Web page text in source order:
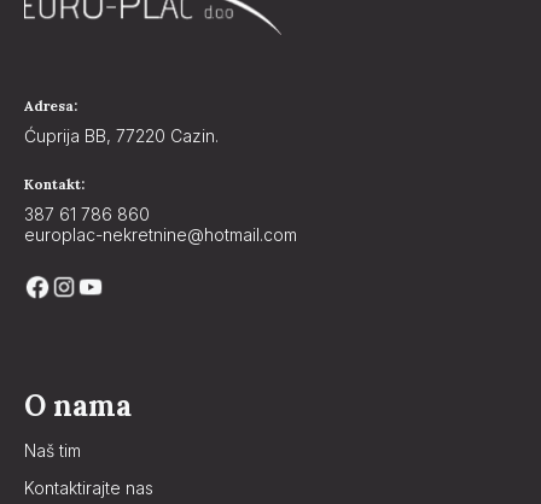
Adresa:
Ćuprija BB, 77220 Cazin.
Kontakt:
387 61 786 860
europlac-nekretnine@hotmail.com
O nama
Naš tim
Kontaktirajte nas